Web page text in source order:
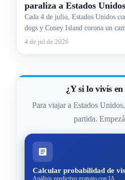
paraliza a Estados
Cada 4 de julio, Estados Unidos
dogs y Coney Island corona un
rara y más gringa, contada para
4 de jul de 2026
¿Y si lo vivís en
Para viajar a Estados
partida.
Calcular probabilidad de